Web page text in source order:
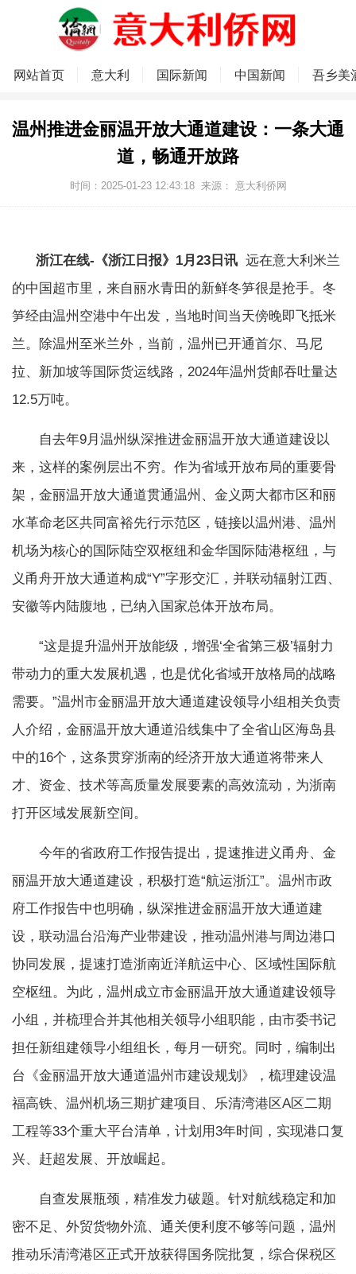
网站首页 意大利 国际新闻 中国新闻 吾乡美
温州推进金丽温开放大通道建设：一条大通
道，畅通开放路
时间：2025-01-23 12:43:18 来源： 意大利侨网
浙江在线-《浙江日报》1月23日讯 远在意大利米兰
的中国超市里，来自丽水青田的新鲜冬笋很是抢手。冬
笋经由温州空港中午出发，当地时间当天傍晚即飞抵米
兰。除温州至米兰外，当前，温州已开通首尔、马尼
拉、新加坡等国际货运线路，2024年温州货邮吞吐量达
12.5万吨。
自去年9月温州纵深推进金丽温开放大通道建设以
来，这样的案例层出不穷。作为省域开放布局的重要骨
架，金丽温开放大通道贯通温州、金义两大都市区和丽
水革命老区共同富裕先行示范区，链接以温州港、温州
机场为核心的国际陆空双枢纽和金华国际陆港枢纽，与
义甬舟开放大通道构成“Y”字形交汇，并联动辐射江西、
安徽等内陆腹地，已纳入国家总体开放布局。
“这是提升温州开放能级，增强‘全省第三极’辐射力
带动力的重大发展机遇，也是优化省域开放格局的战略
需要。”温州市金丽温开放大通道建设领导小组相关负责
人介绍，金丽温开放大通道沿线集中了全省山区海岛县
中的16个，这条贯穿浙南的经济开放大通道将带来人
才、资金、技术等高质量发展要素的高效流动，为浙南
打开区域发展新空间。
今年的省政府工作报告提出，提速推进义甬舟、金
丽温开放大通道建设，积极打造“航运浙江”。温州市政
府工作报告中也明确，纵深推进金丽温开放大通道建
设，联动温台沿海产业带建设，推动温州港与周边港口
协同发展，提速打造浙南近洋航运中心、区域性国际航
空枢纽。为此，温州成立市金丽温开放大通道建设领导
小组，并梳理合并其他相关领导小组职能，由市委书记
担任新组建领导小组组长，每月一研究。同时，编制出
台《金丽温开放大通道温州市建设规划》，梳理建设温
福高铁、温州机场三期扩建项目、乐清湾港区A区二期
工程等33个重大平台清单，计划用3年时间，实现港口复
兴、赶超发展、开放崛起。
自查发展瓶颈，精准发力破题。针对航线稳定和加
密不足、外贸货物外流、通关便利度不够等问题，温州
推动乐清湾港区正式开放获得国务院批复，综合保税区